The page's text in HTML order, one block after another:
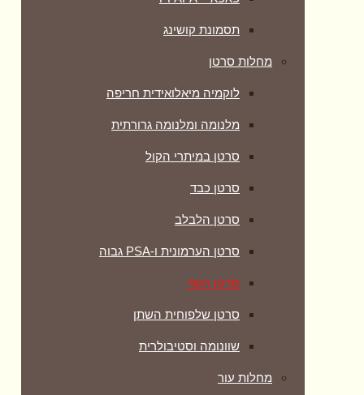
תסמונת קושינג
מחלות סרטן
לוקמיה מיאלואידית חריפה
מלנומה ומלנומה גרורתית
סרטן במיתרי הקול
סרטן כבד
סרטן הלבלב
סרטן הערמונית ו-PSA גבוה
סרטן השד
סרטן שלפוחית השתן
שוונומה וסטיבולרית
מחלות עור